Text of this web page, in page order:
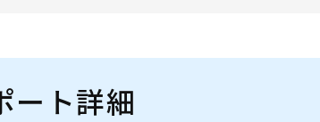
ート詳細